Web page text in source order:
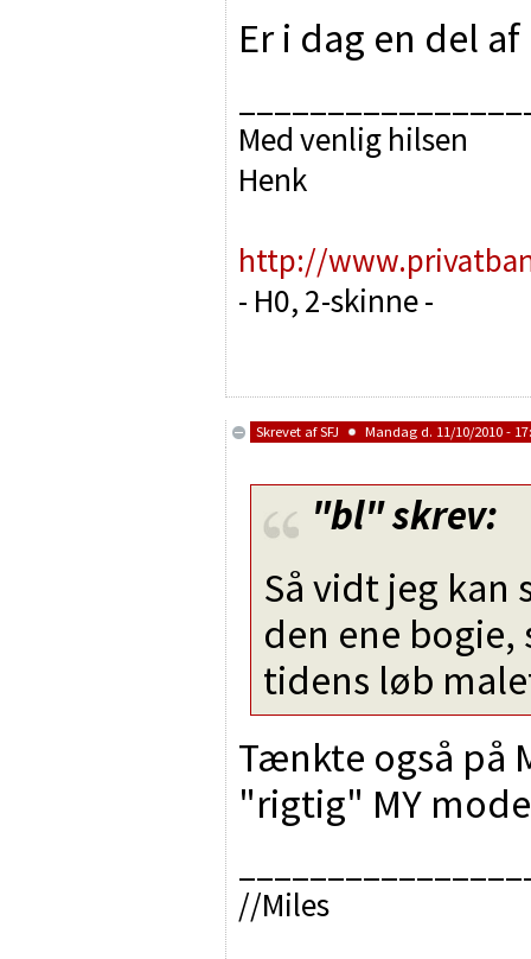
Er i dag en del
Med venlig hilsen
Henk
http://
- H0, 2-skinne -
Skrevet afSFJ Mandag d. 11/10/2010 -
"bl"skrev:
Så vidt jeg kan
den ene bogie,
tidens løb
Tænkte også på
"rigtig" MY
//Miles